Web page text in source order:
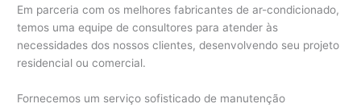
Em parceria com os melhores fabricantes de ar-condicionado,
temos uma equipe de consultores para atender às
necessidades dos nossos clientes, desenvolvendo seu projeto
residencial ou comercial.
Fornecemos um serviço sofisticado de manutenção